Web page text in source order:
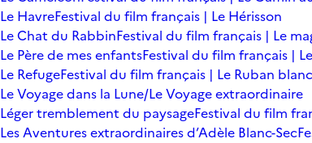
HavreFestival du film français | Le Hérisson
Chat du RabbinFestival du film français | Le
Père de mes enfantsFestival du film français |
RefugeFestival du film français | Le Ruban blanc
Voyage dans la Lune/Le Voyage extraordinaire
tremblement du paysageFestival du film
Aventures extraordinaires d’Adèle Blanc-Sec